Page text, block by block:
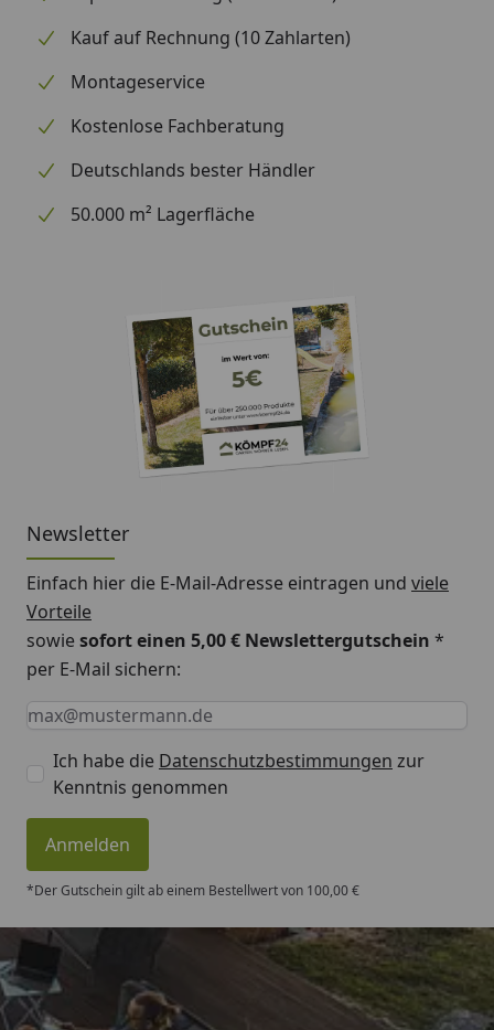
Kauf auf Rechnung (10 Zahlarten)
Montageservice
Kostenlose Fachberatung
Deutschlands bester Händler
50.000 m² Lagerfläche
Newsletter
Einfach hier die E-Mail-Adresse eintragen und viele
Vorteile
sowiesofort einen 5,00 € Newslettergutschein *
per E-Mail sichern:
Keine Eingabe erforderlich
Eingabe erforderlich
E-Mail *
Ich habe die Datenschutzbestimmungen zur
Kenntnis genommen
Anmelden
*Der Gutschein gilt ab einem Bestellwert von 100,00 €
Trusted Shops